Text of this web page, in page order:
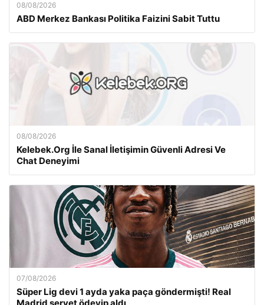
08/08/2026
ABD Merkez Bankası Politika Faizini Sabit Tuttu
08/08/2026
Kelebek.Org İle Sanal İletişimin Güvenli Adresi Ve
Chat Deneyimi
07/08/2026
Süper Lig devi 1 ayda yaka paça göndermişti! Real